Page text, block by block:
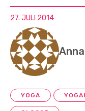
27. JULI 2014
YOGA